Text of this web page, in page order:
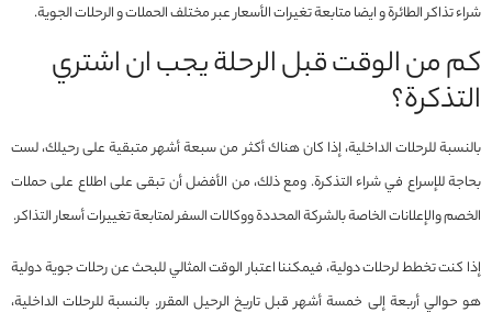
شراء تذاكر الطائرة و ايضا متابعة تغيرات الأسعار عبر مختلف الحملات و الرحلات الجوية.
كم من الوقت قبل الرحلة يجب ان اشتري
التذكرة؟
بالنسبة للرحلات الداخلية، إذا كان هناك أكثر من سبعة أشهر متبقية على رحيلك، لست
بحاجة للإسراع في شراء التذكرة. ومع ذلك، من الأفضل أن تبقى على اطلاع على حملات
الخصم والإعلانات الخاصة بالشركة المحددة ووكالات السفر لمتابعة تغييرات أسعار التذاكر.
إذا كنت تخطط لرحلات دولية، فيمكننا اعتبار الوقت المثالي للبحث عن رحلات جوية دولية
هو حوالي أربعة إلى خمسة أشهر قبل تاريخ الرحيل المقرر. بالنسبة للرحلات الداخلية،